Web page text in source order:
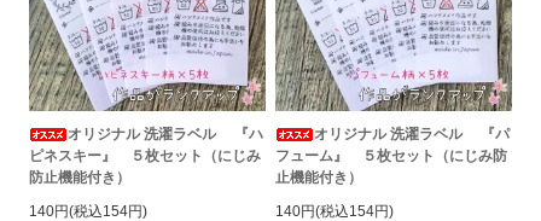
オリジナル 洗濯ラベル 『ハ
ピネスキー』 ５枚セット（にじみ
防止機能付き）
140円(税込154円)
オリジナル 洗濯ラベル 『パ
フューム』 ５枚セット（にじみ防
止機能付き）
140円(税込154円)